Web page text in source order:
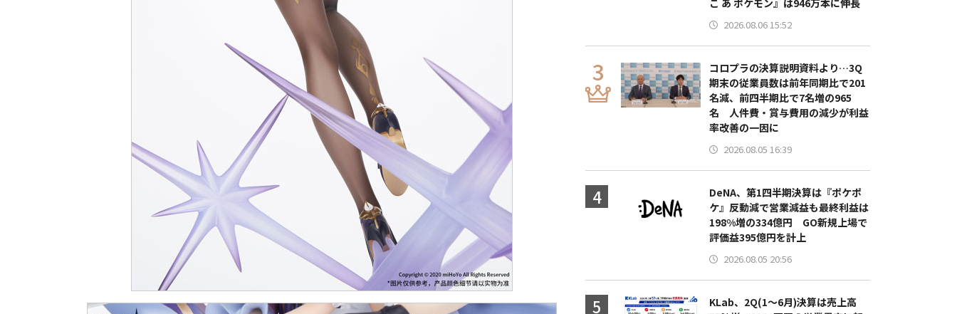
こ あ ポケモン』は946万本に伸長
2026.08.06 15:52
コロプラの決算説明資料より…3Q
期末の従業員数は前年同期比で201
名減、前四半期比で7名増の965
名 人件費・賞与費用の減少が利益
率改善の一因に
2026.08.05 16:39
DeNA、第1四半期決算は『ポケポ
ケ』反動減で営業減益も最終利益は
198%増の334億円 GO新規上場で
評価益395億円を計上
2026.08.05 20:56
KLab、2Q(1～6月)決算は売上高